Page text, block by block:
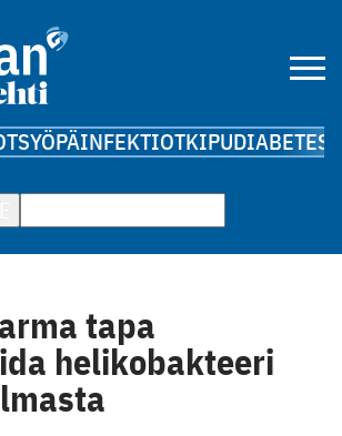
SYÖPÄINFEKTIOTKIPUDIABETES
tapa
helikobakteeri